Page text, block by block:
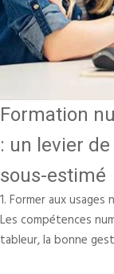
Formation
: un levier
sous-estimé
1. Former aux
Les compétences
tableur, la bonne